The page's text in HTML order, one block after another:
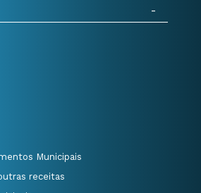
Municipais
receitas